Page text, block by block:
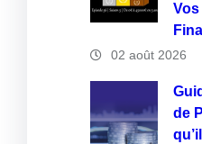
02 août 2026
de